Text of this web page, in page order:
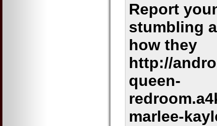
Report
stumbling
how they
http://
queen-
marlee-